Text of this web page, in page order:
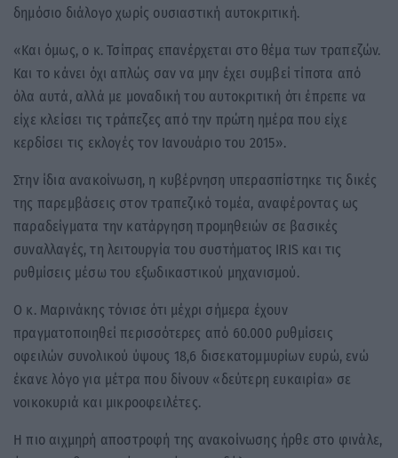
δημόσιο διάλογο χωρίς ουσιαστική αυτοκριτική.
«Και όμως, ο κ. Τσίπρας επανέρχεται στο θέμα των τραπεζών.
Και το κάνει όχι απλώς σαν να μην έχει συμβεί τίποτα από
όλα αυτά, αλλά με μοναδική του αυτοκριτική ότι έπρεπε να
είχε κλείσει τις τράπεζες από την πρώτη ημέρα που είχε
κερδίσει τις εκλογές τον Ιανουάριο του 2015».
Στην ίδια ανακοίνωση, η κυβέρνηση υπερασπίστηκε τις δικές
της παρεμβάσεις στον τραπεζικό τομέα, αναφέροντας ως
παραδείγματα την κατάργηση προμηθειών σε βασικές
συναλλαγές, τη λειτουργία του συστήματος IRIS και τις
ρυθμίσεις μέσω του εξωδικαστικού μηχανισμού.
Ο κ. Μαρινάκης τόνισε ότι μέχρι σήμερα έχουν
πραγματοποιηθεί περισσότερες από 60.000 ρυθμίσεις
οφειλών συνολικού ύψους 18,6 δισεκατομμυρίων ευρώ, ενώ
έκανε λόγο για μέτρα που δίνουν «δεύτερη ευκαιρία» σε
νοικοκυριά και μικροοφειλέτες.
Η πιο αιχμηρή αποστροφή της ανακοίνωσης ήρθε στο φινάλε,